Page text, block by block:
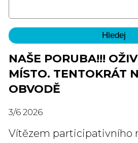
NAŠE PORUBA!!!
MÍSTO. TENTOKRÁT
OBVODĚ
3/6 2026
Vítězem participativního